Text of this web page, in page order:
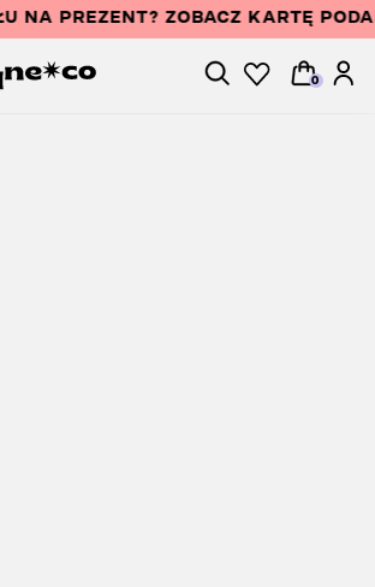
NA PREZENT? ZOBACZ KARTĘ
0